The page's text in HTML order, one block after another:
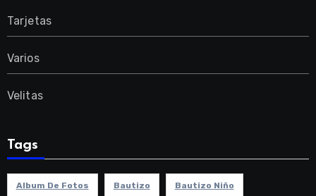
Tarjetas
Varios
Velitas
Tags
Album De Fotos Bautizo Bautizo Niño